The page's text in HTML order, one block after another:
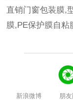
直销门窗包装膜,
膜,PE保护膜自粘
新浪微博 朋